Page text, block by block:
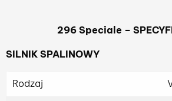
296 Speciale –
SILNIK SPALINOWY
Rodzaj